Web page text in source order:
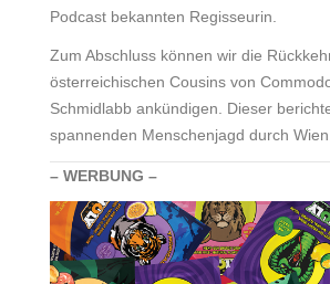
Podcast bekannten Regisseurin.
Zum Abschluss können wir die
österreichischen Cousins von
Schmidlabb ankündigen. Dieser
spannenden Menschenjagd durch
– WERBUNG –